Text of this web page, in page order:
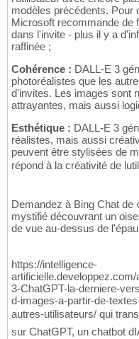
modèles précédents. Pour
Microsoft recommande de
dans l'invite - plus il y a
raffinée ;
Cohérence : DALL-E 3
photoréalistes que les
d'invites. Les images sont
attrayantes, mais aussi
Esthétique : DALL-E 3
réalistes, mais aussi
peuvent être stylisées de
répond à la créativité de
Demandez à Bing Chat de
mystifié découvrant un
de vue au-dessus de
https://intelligence-
3-ChatGPT-la-derniere-
d-images-a-partir-de-
autres-utilisateurs/ qui
sur ChatGPT, un chatbot